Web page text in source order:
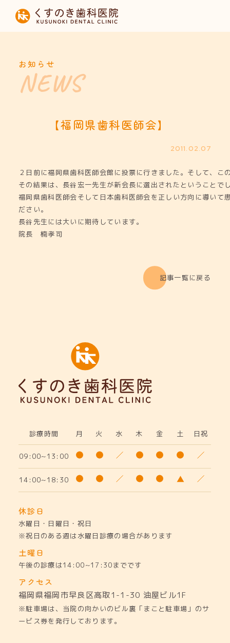
HOME
診療内容
お知らせ
お知らせ
【福岡県歯科医師会】
2011.02.07
２日前に福岡県歯科医師会館に投票に行きました。そして、こ
その結果は、長谷宏一先生が新会長に選出されたということで
福岡県歯科医師会そして日本歯科医師会を正しい方向に導いて
ださい。
長谷先生には大いに期待しています。
院長 楠孝司
記事一覧に戻る
診療時間 月 火 水 木 金 土 日祝
09:00~13:00
14:00~18:30
休診日
水曜日・日曜日・祝日
※祝日のある週は水曜日診療の場合があります
土曜日
午後の診療は14:00~17:30までです
アクセス
福岡県福岡市早良区高取1-1-30 油屋ビル1F
※駐車場は、当院の向かいのビル裏「まこと駐車場」のサ
ービス券を発行しております。